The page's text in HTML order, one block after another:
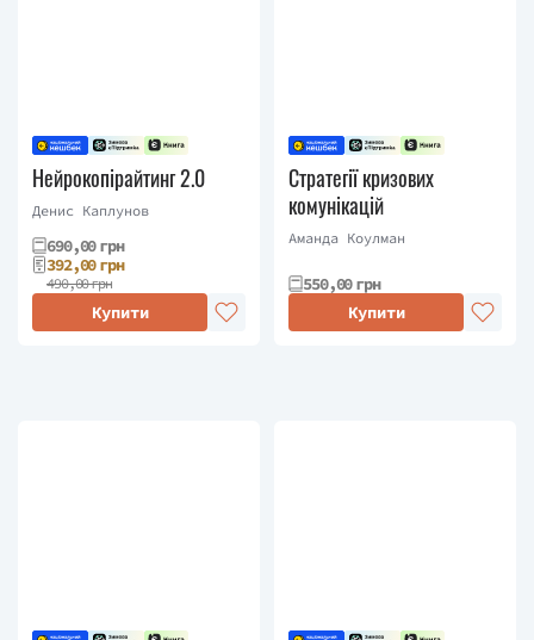
Нейрокопірайтинг 2.0
Денис Каплунов
690,00 грн
392,00 грн
490,00 грн
Купити
Стратегії кризових
комунікацій
Аманда Коулман
550,00 грн
Купити